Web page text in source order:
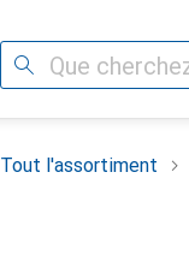
Recherche
Tout l'assortiment